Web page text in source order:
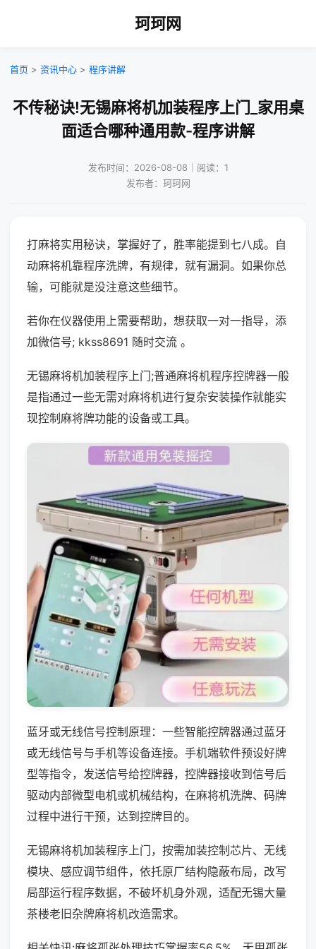
珂珂网
首页 > 资讯中心 > 程序讲解
不传秘诀!无锡麻将机加装程序上门_家用桌
面适合哪种通用款-程序讲解
发布时间：2026-08-08｜阅读：1
发布者：珂珂网
打麻将实用秘诀，掌握好了，胜率能提到七八成。自
动麻将机靠程序洗牌，有规律，就有漏洞。如果你总
输，可能就是没注意这些细节。
若你在仪器使用上需要帮助，想获取一对一指导，添
加微信号; kkss8691 随时交流 。
无锡麻将机加装程序上门;普通麻将机程序控牌器一般
是指通过一些无需对麻将机进行复杂安装操作就能实
现控制麻将牌功能的设备或工具。
蓝牙或无线信号控制原理：一些智能控牌器通过蓝牙
或无线信号与手机等设备连接。手机端软件预设好牌
型等指令，发送信号给控牌器，控牌器接收到信号后
驱动内部微型电机或机械结构，在麻将机洗牌、码牌
过程中进行干预，达到控牌目的。
无锡麻将机加装程序上门，按需加装控制芯片、无线
模块、感应调节组件，依托原厂结构隐蔽布局，改写
局部运行程序数据，不破坏机身外观，适配无锡大量
茶楼老旧杂牌麻将机改造需求。